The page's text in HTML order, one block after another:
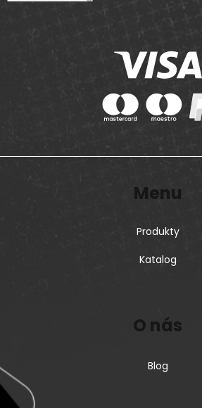
Menu
Produkty
Katalog
O nás
Blog